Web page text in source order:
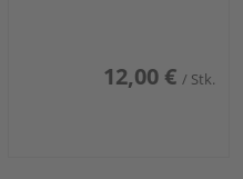
12,00 € / Stk.